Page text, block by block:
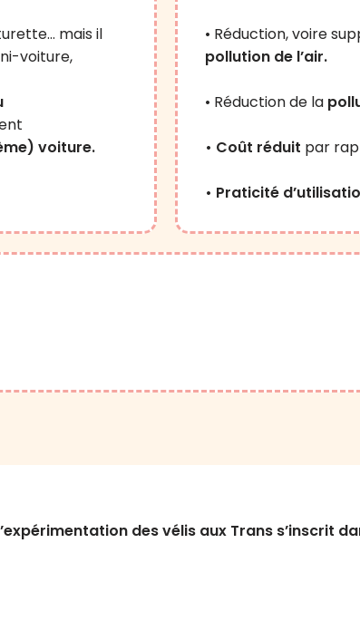
mais il
voiture,
voiture.
• Réduction, voire
pollution de l’air.
• Réduction de la
• Coût réduit par
• Praticité
des vélis aux Trans s’inscrit